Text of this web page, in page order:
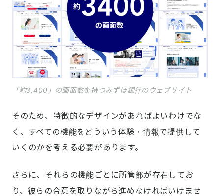
「約3,400」の画面数を持つみずほ銀行のウェブサイト
そのため、特徴的なデザインがあればよいわけでな
く、すべての機能をどういう体験・情報で提供して
いくのかを考える必要があります。
さらに、それらの機能ごとに所管部が存在してお
り、彼らの合意を取りながら進めなければいけませ